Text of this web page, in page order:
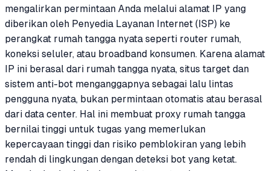
mengalirkan permintaan Anda melalui alamat IP yang
diberikan oleh Penyedia Layanan Internet (ISP) ke
perangkat rumah tangga nyata seperti router rumah,
koneksi seluler, atau broadband konsumen. Karena alamat
IP ini berasal dari rumah tangga nyata, situs target dan
sistem anti-bot menganggapnya sebagai lalu lintas
pengguna nyata, bukan permintaan otomatis atau berasal
dari data center. Hal ini membuat proxy rumah tangga
bernilai tinggi untuk tugas yang memerlukan
kepercayaan tinggi dan risiko pemblokiran yang lebih
rendah di lingkungan dengan deteksi bot yang ketat.